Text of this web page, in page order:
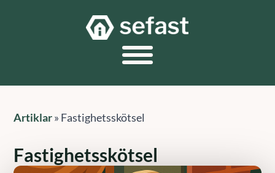
Artiklar» Fastighetsskötsel
Fastighetsskötsel